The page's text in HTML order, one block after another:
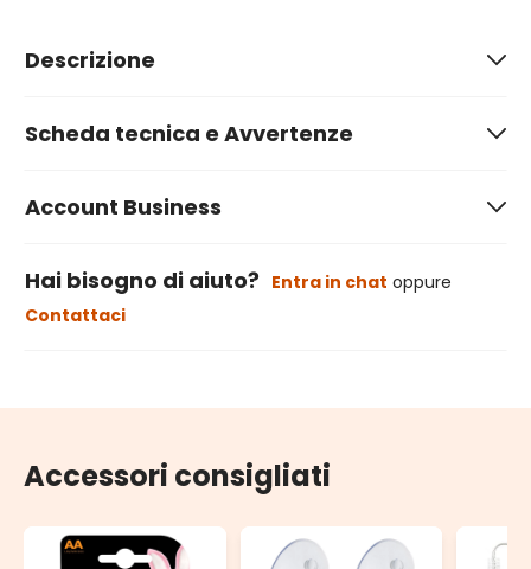
Descrizione
Scheda tecnica e Avvertenze
Account Business
Hai bisogno di aiuto? Entra in chat oppure
Contattaci
Accessori consigliati